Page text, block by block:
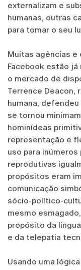
externalizam e
humanas, outras
para tomar o seu
Muitas agências e
Facebook estão já
o mercado de
Terrence Deacon,
humana,
se tornou
hominídeas
representação e
uso para
reprodutivas
propósitos eram
comunicação
sócio-político-
mesmo
propósito da
e da telepatia
Usando uma